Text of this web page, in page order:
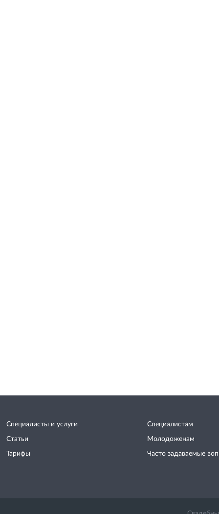
Специалисты и услуги
Статьи
Тарифы
Специалистам
Молодоженам
Часто задаваемые